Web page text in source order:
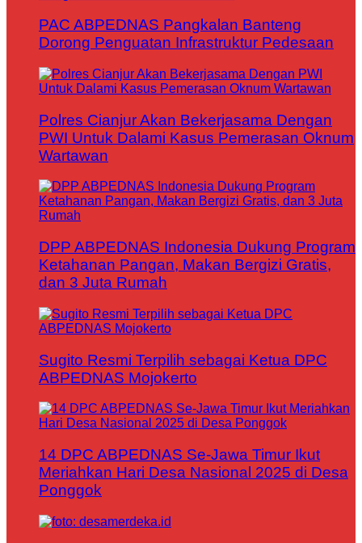
PAC ABPEDNAS Pangkalan Banteng
Dorong Penguatan Infrastruktur Pedesaan
Polres Cianjur Akan Bekerjasama Dengan
PWI Untuk Dalami Kasus Pemerasan Oknum
Wartawan
DPP ABPEDNAS Indonesia Dukung Program
Ketahanan Pangan, Makan Bergizi Gratis,
dan 3 Juta Rumah
Sugito Resmi Terpilih sebagai Ketua DPC
ABPEDNAS Mojokerto
14 DPC ABPEDNAS Se-Jawa Timur Ikut
Meriahkan Hari Desa Nasional 2025 di Desa
Ponggok